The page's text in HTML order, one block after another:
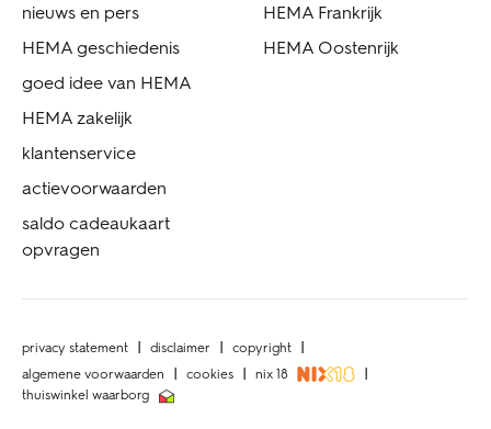
nieuws en pers
HEMA geschiedenis
goed idee van HEMA
HEMA zakelijk
klantenservice
actievoorwaarden
saldo cadeaukaart
opvragen
HEMA Frankrijk
HEMA Oostenrijk
privacy statement disclaimer
copyright
algemene voorwaarden
cookies
nix 18
thuiswinkel waarborg